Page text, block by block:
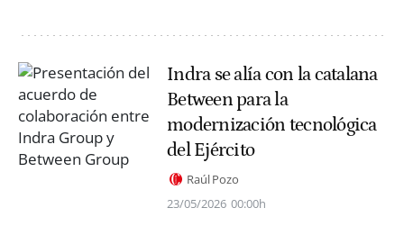
Indra se alía con la catalana
Between para la
modernización tecnológica
del Ejército
Raúl Pozo
23/05/2026 00:00h